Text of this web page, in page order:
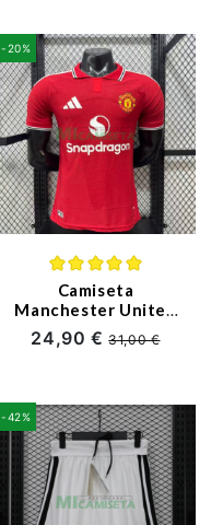
-20%
Camiseta
Manchester United
Primera Equipación
2026/2027 Rojo
24,90 €31,00 €
-42%